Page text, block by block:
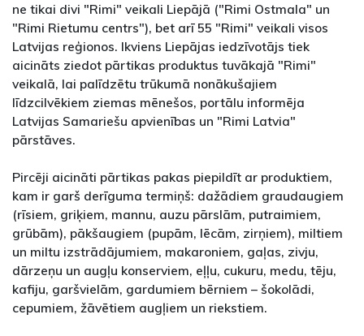
ne tikai divi "Rimi" veikali Liepājā ("Rimi Ostmala" un
"Rimi Rietumu centrs"), bet arī 55 "Rimi" veikali visos
Latvijas reģionos. Ikviens Liepājas iedzīvotājs tiek
aicināts ziedot pārtikas produktus tuvākajā "Rimi"
veikalā, lai palīdzētu trūkumā nonākušajiem
līdzcilvēkiem ziemas mēnešos, portālu informēja
Latvijas Samariešu apvienības un "Rimi Latvia"
pārstāves.
Pircēji aicināti pārtikas pakas piepildīt ar produktiem,
kam ir garš derīguma termiņš: dažādiem graudaugiem
(rīsiem, griķiem, mannu, auzu pārslām, putraimiem,
grūbām), pākšaugiem (pupām, lēcām, zirņiem), miltiem
un miltu izstrādājumiem, makaroniem, gaļas, zivju,
dārzeņu un augļu konserviem, eļļu, cukuru, medu, tēju,
kafiju, garšvielām, gardumiem bērniem – šokolādi,
cepumiem, žāvētiem augļiem un riekstiem.